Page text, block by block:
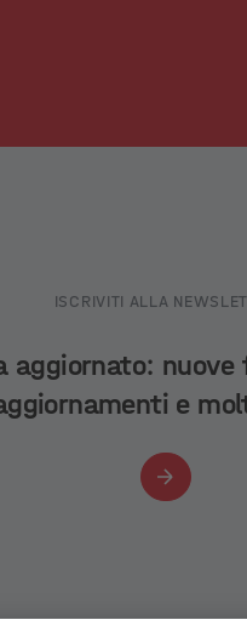
ISCRIVITI ALLA
aggiornato:
e